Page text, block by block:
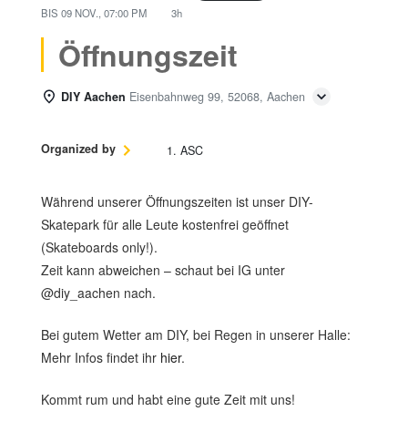
BIS 09 NOV., 07:00 PM 3h
Öffnungszeit
DIY Aachen Eisenbahnweg 99, 52068, Aachen
Organized by 1. ASC
Während unserer Öffnungszeiten ist unser DIY-
Skatepark für alle Leute kostenfrei geöffnet
(Skateboards only!).
Zeit kann abweichen – schaut bei IG unter
@diy_aachen nach.
Bei gutem Wetter am DIY, bei Regen in unserer Halle:
Mehr Infos findet ihr hier.
Kommt rum und habt eine gute Zeit mit uns!